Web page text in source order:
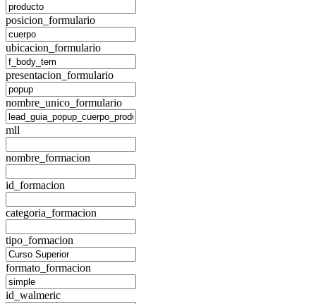
posicion_formulario
ubicacion_formulario
presentacion_formulario
nombre_unico_formulario
mll
nombre_formacion
id_formacion
categoria_formacion
tipo_formacion
formato_formacion
id_walmeric